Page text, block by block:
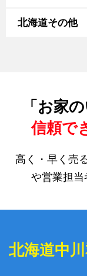
北海道その他
「お家
信頼で
高く・早く売
や営業担当
北海道中